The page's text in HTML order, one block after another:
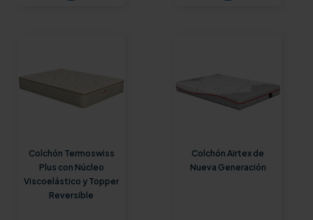
Colchón Termoswiss
Plus con Núcleo
Viscoelástico y Topper
Reversible
Colchón Airtex de
Nueva Generación